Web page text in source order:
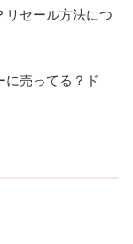
リセール方法につ
に売ってる？ド